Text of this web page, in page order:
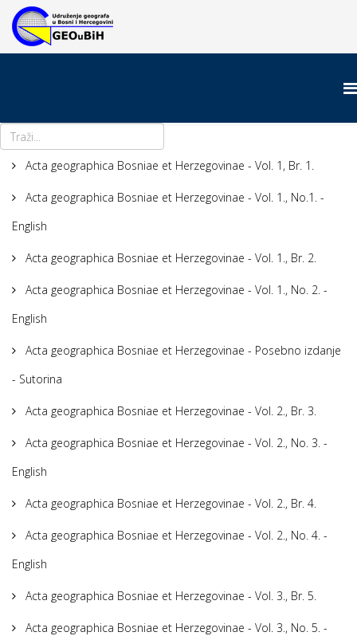
Acta geographica Bosniae et Herzegovinae - Vol. 1, Br. 1.
Acta geographica Bosniae et Herzegovinae - Vol. 1., No.1. -
English
Acta geographica Bosniae et Herzegovinae - Vol. 1., Br. 2.
Acta geographica Bosniae et Herzegovinae - Vol. 1., No. 2. -
English
Acta geographica Bosniae et Herzegovinae - Posebno izdanje
- Sutorina
Acta geographica Bosniae et Herzegovinae - Vol. 2., Br. 3.
Acta geographica Bosniae et Herzegovinae - Vol. 2., No. 3. -
English
Acta geographica Bosniae et Herzegovinae - Vol. 2., Br. 4.
Acta geographica Bosniae et Herzegovinae - Vol. 2., No. 4. -
English
Acta geographica Bosniae et Herzegovinae - Vol. 3., Br. 5.
Acta geographica Bosniae et Herzegovinae - Vol. 3., No. 5. -